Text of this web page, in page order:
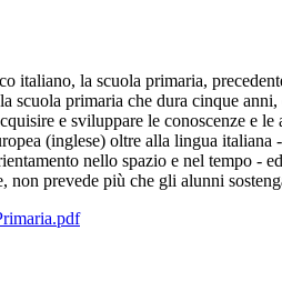
italiano, la scuola primaria,
scuola primaria che dura cinque
e sviluppare le conoscenze e
(inglese) oltre alla lingua
nello spazio e nel tempo -
non prevede più che gli alunni